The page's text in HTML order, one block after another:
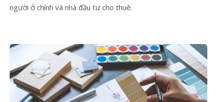
người ở chính và nhà đầu tư cho thuê.